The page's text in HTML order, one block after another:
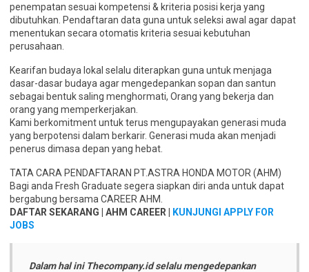
penempatan sesuai kompetensi & kriteria posisi kerja yang
dibutuhkan. Pendaftaran data guna untuk seleksi awal agar dapat
menentukan secara otomatis kriteria sesuai kebutuhan
perusahaan.
Kearifan budaya lokal selalu diterapkan guna untuk menjaga
dasar-dasar budaya agar mengedepankan sopan dan santun
sebagai bentuk saling menghormati, Orang yang bekerja dan
orang yang memperkerjakan.
Kami berkomitment untuk terus mengupayakan generasi muda
yang berpotensi dalam berkarir. Generasi muda akan menjadi
penerus dimasa depan yang hebat.
TATA CARA PENDAFTARAN PT.ASTRA HONDA MOTOR (AHM)
Bagi anda Fresh Graduate segera siapkan diri anda untuk dapat
bergabung bersama CAREER AHM.
DAFTAR SEKARANG | AHM CAREER |
KUNJUNGI APPLY FOR
JOBS
Dalam hal ini Thecompany.id selalu mengedepankan